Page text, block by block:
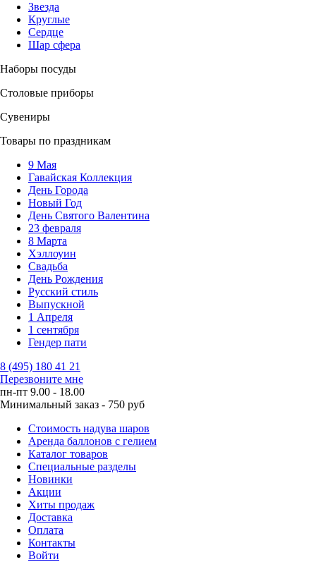
Звезда
Круглые
Сердце
Шар сфера
Наборы посуды
Столовые приборы
Сувениры
Товары по праздникам
9 Мая
Гавайская Коллекция
День Города
Новый Год
День Святого Валентина
23 февраля
8 Марта
Хэллоуин
Свадьба
День Рождения
Русский стиль
Выпускной
1 Апреля
1 сентября
Гендер пати
8 (495) 180 41 21
Перезвоните мне
пн-пт 9.00 - 18.00
Минимальный заказ - 750 руб
Стоимость надува шаров
Аренда баллонов с гелием
Каталог товаров
Специальные разделы
Новинки
Акции
Хиты продаж
Доставка
Оплата
Контакты
Войти